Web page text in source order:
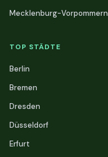
Mecklenburg-Vorpommern
TOP STÄDTE
Berlin
Bremen
Dresden
Düsseldorf
Erfurt